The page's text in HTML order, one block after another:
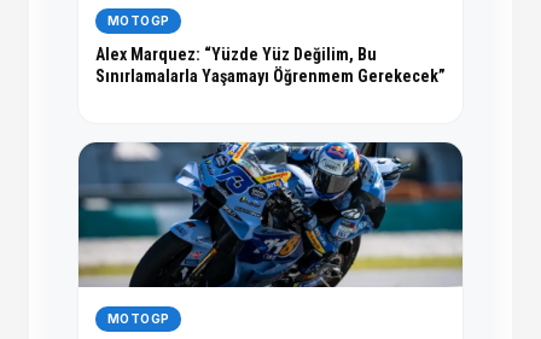
MOTOGP
Alex Marquez: “Yüzde Yüz Değilim, Bu
Sınırlamalarla Yaşamayı Öğrenmem Gerekecek”
MOTOGP